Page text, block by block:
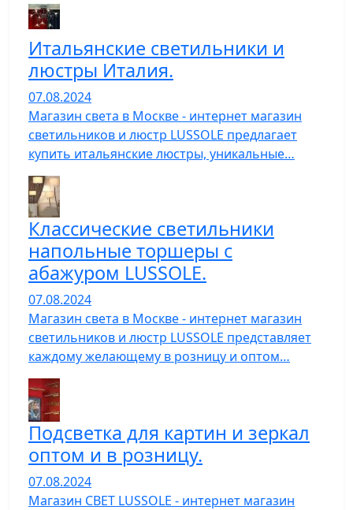
Итальянские светильники и
люстры Италия.
07.08.2024
Магазин света в Москве - интернет магазин
светильников и люстр LUSSOLE предлагает
купить итальянские люстры, уникальные…
Классические светильники
напольные торшеры с
абажуром LUSSOLE.
07.08.2024
Магазин света в Москве - интернет магазин
светильников и люстр LUSSOLE представляет
каждому желающему в розницу и оптом…
Подсветка для картин и зеркал
оптом и в розницу.
07.08.2024
Магазин СВЕТ LUSSOLE - интернет магазин